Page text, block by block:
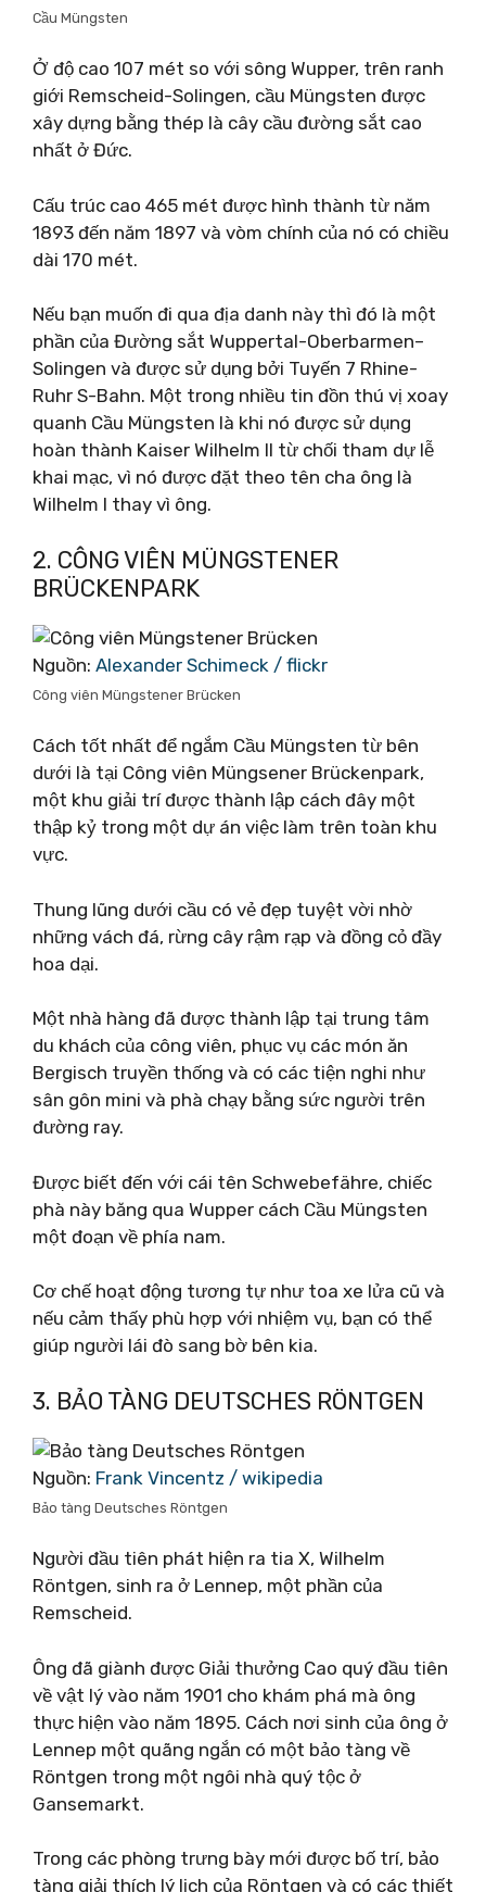
Cầu Müngsten
Ở độ cao 107 mét so với sông Wupper, trên ranh
giới Remscheid-Solingen, cầu Müngsten được
xây dựng bằng thép là cây cầu đường sắt cao
nhất ở Đức.
Cấu trúc cao 465 mét được hình thành từ năm
1893 đến năm 1897 và vòm chính của nó có chiều
dài 170 mét.
Nếu bạn muốn đi qua địa danh này thì đó là một
phần của Đường sắt Wuppertal-Oberbarmen–
Solingen và được sử dụng bởi Tuyến 7 Rhine-
Ruhr S-Bahn. Một trong nhiều tin đồn thú vị xoay
quanh Cầu Müngsten là khi nó được sử dụng
hoàn thành Kaiser Wilhelm II từ chối tham dự lễ
khai mạc, vì nó được đặt theo tên cha ông là
Wilhelm I thay vì ông.
2. CÔNG VIÊN MÜNGSTENER
BRÜCKENPARK
Nguồn: Alexander Schimeck / flickr
Công viên Müngstener Brücken
Cách tốt nhất để ngắm Cầu Müngsten từ bên
dưới là tại Công viên Müngsener Brückenpark,
một khu giải trí được thành lập cách đây một
thập kỷ trong một dự án việc làm trên toàn khu
vực.
Thung lũng dưới cầu có vẻ đẹp tuyệt vời nhờ
những vách đá, rừng cây rậm rạp và đồng cỏ đầy
hoa dại.
Một nhà hàng đã được thành lập tại trung tâm
du khách của công viên, phục vụ các món ăn
Bergisch truyền thống và có các tiện nghi như
sân gôn mini và phà chạy bằng sức người trên
đường ray.
Được biết đến với cái tên Schwebefähre, chiếc
phà này băng qua Wupper cách Cầu Müngsten
một đoạn về phía nam.
Cơ chế hoạt động tương tự như toa xe lửa cũ và
nếu cảm thấy phù hợp với nhiệm vụ, bạn có thể
giúp người lái đò sang bờ bên kia.
3. BẢO TÀNG DEUTSCHES RÖNTGEN
Nguồn: Frank Vincentz / wikipedia
Bảo tàng Deutsches Röntgen
Người đầu tiên phát hiện ra tia X, Wilhelm
Röntgen, sinh ra ở Lennep, một phần của
Remscheid.
Ông đã giành được Giải thưởng Cao quý đầu tiên
về vật lý vào năm 1901 cho khám phá mà ông
thực hiện vào năm 1895. Cách nơi sinh của ông ở
Lennep một quãng ngắn có một bảo tàng về
Röntgen trong một ngôi nhà quý tộc ở
Gansemarkt.
Trong các phòng trưng bày mới được bố trí, bảo
tàng giải thích lý lịch của Röntgen và có các thiết